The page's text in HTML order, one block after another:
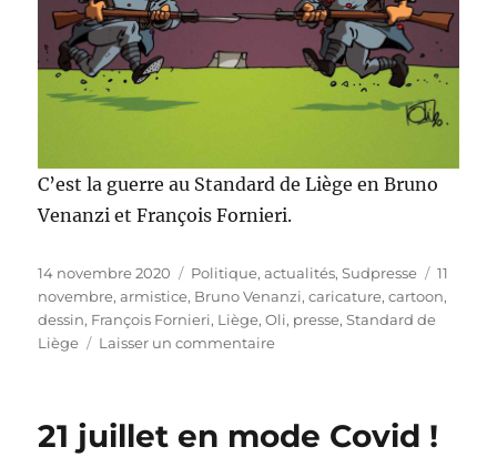
C’est la guerre au Standard de Liège en Bruno
Venanzi et François Fornieri.
Publié
le
14 novembre 2020 Catégories
Politique, actualités,Sudpresse
11
novembre,armistice, Bruno Venanzi,caricature,cartoon,
dessin, François Fornieri, Liège,Oli, presse,Standard de
Liège
Laisser un commentairesur
Standard
21 juillet en mode Covid !